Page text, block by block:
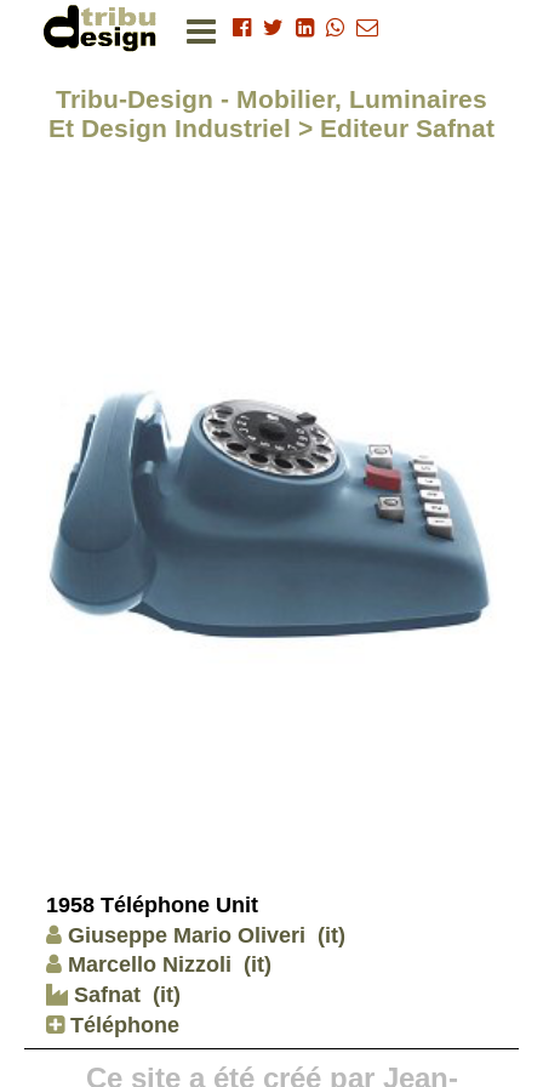
Tribu-Design - Mobilier, Luminaires
Et Design Industriel > Editeur Safnat
1958 Téléphone Unit
Giuseppe Mario Oliveri (it)
Marcello Nizzoli (it)
Safnat (it)
Téléphone
Ce site a été créé par Jean-